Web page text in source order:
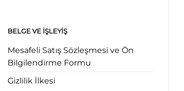
BELGE VE İŞLEYIŞ
Mesafeli Satış Sözleşmesi ve Ön
Bilgilendirme Formu
Gizlilik İlkesi